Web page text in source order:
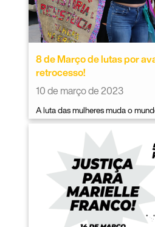
8 de Março de lutas por
retrocesso!
10 de março de 2023
A luta das mulheres muda o